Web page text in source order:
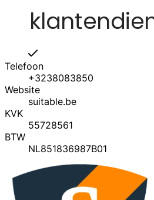
Telefoon
+3238083850
Website
suitable.be
KVK
55728561
BTW
NL851836987B01